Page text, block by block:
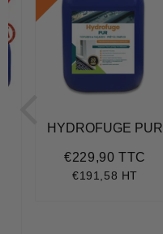
HYDROFUGE PUR
Prix
régulier
€229,90 TTC
€191,58 HT